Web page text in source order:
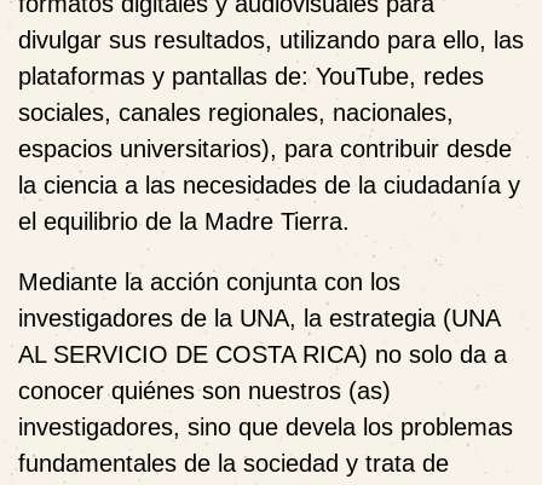
divulgar sus resultados, utilizando para ello, las
plataformas y pantallas de: YouTube, redes
sociales, canales regionales, nacionales,
espacios universitarios), para contribuir desde
la ciencia a las necesidades de la ciudadanía y
el equilibrio de la Madre Tierra.
Mediante la acción conjunta con los
investigadores de la UNA, la estrategia (UNA
AL SERVICIO DE COSTA RICA) no solo da a
conocer quiénes son nuestros (as)
investigadores, sino que devela los problemas
fundamentales de la sociedad y trata de